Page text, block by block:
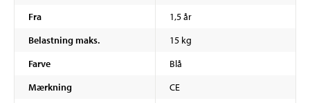
Fra
1,5 år
Belastning maks.
15 kg
Farve
Blå
Mærkning
CE